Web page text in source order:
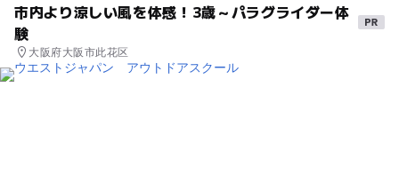
市内より涼しい風を体感！3歳～パラグライダー体
験
大阪府大阪市此花区